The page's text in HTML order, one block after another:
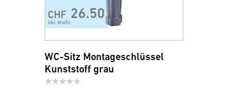
CHF 26.50
inkl. MwSt.
WC-Sitz Montageschlüssel
Kunststoff grau